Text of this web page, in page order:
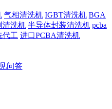
气相清洗机 IGBT清洗机 BGA
清洗机 半导体封装清洗机 pcba
代工 进口PCBA清洗机
问答